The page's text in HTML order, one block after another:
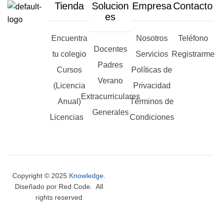
Tienda
Encuentra
tu colegio
Cursos
(Licencia
Anual)
Licencias
Solucion
es
Docentes
Padres
Verano
Extracurriculares
Generales
Empresa
Nosotros
Servicios
Políticas de
Privacidad
Términos de
Condiciones
Contacto
Teléfono
Registrarme
Copyright © 2025 Knowledge.
Diseñado por Red Code. All
rights reserved